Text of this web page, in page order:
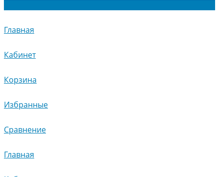
Главная
Кабинет
Корзина
Избранные
Сравнение
Главная